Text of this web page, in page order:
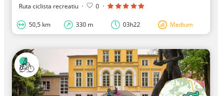
Ruta ciclista recreatiu · 0 ·
50,5 km 330 m 03h22 Medium